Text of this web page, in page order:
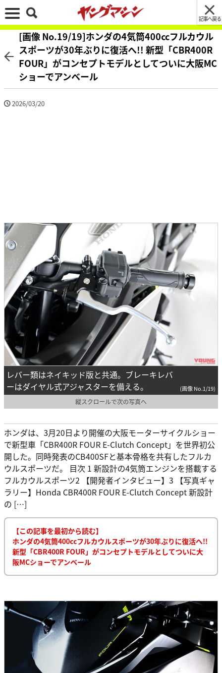
記事へ戻る
[画像 No.19/19]ホンダの4気筒400ccフルカウル
スポーツが30年ぶりに復活へ!! 新型「CBR400R
FOUR」がコンセプトモデルとしてついに大阪MC
ショーでアンベール
2026/03/20
レバー類はネイキッド版と共通。ブレーキレバ
ーはダイヤル式アジャスターを備える。
(画像 No.1/19)
縦スクロールで次の写真へ
ホンダは、3月20日より開催の大阪モーターサイクルショー
で新型車「CBR400R FOUR E-Clutch Concept」を世界初公
開した。同時発表のCB400SFと基本骨格を共有したフルカ
ウルスポーツだ。 目次 1 新設計の4気筒エンジンを搭載する
フルカウルスポーツ2 【開発者インタビュー】3 【写真ギャ
ラリー】Honda CBR400R FOUR E-Clutch Concept 新設計
の […]
【この記事を最初から読む】
ホンダの4気筒400ccフルカウルスポーツが30年ぶりに復活へ!!
新型「CBR400R FOUR」がコンセプトモデルとしてついに大
阪MCショーでアンベール